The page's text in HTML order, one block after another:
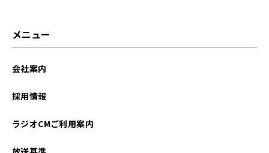
メニュー
会社案内
採用情報
ラジオCMご利用案内